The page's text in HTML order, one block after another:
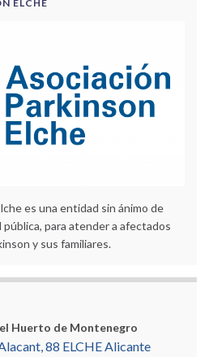
ELCHE
es una entidad sin ánimo de
para atender a afectados
y sus familiares.
Huerto de Montenegro
88 ELCHE Alicante